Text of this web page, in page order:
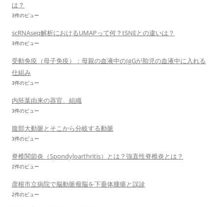
は？
3件のビュー
scRNAseq解析におけるUMAPって何？tSNEとの違いは？
3件のビュー
受動免疫（母子免疫）：母親の血液中のIgGが胎児の血液中に入れる
仕組み
3件のビュー
内胚葉由来の器官、組織
3件のビュー
腹部大動脈とそこから分岐する動脈
3件のビュー
脊椎関節炎（Spondyloarthritis）とは？強直性脊椎炎とは？
2件のビュー
彦根市立病院で脳動脈瘤脳を下垂体腫瘍と誤診
2件のビュー